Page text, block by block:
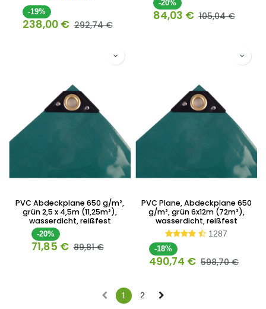
-19%
238,00€ 292,74€
-20%
84,03 € 105,04€
PVC Abdeckplane 650 g/m²,
grün 2,5 x 4,5m (11,25m²),
wasserdicht, reißfest
-20%
71,85 € 89,81€
PVC Plane, Abdeckplane 650
g/m², grün 6x12m (72m²),
wasserdicht, reißfest
1287
-18%
490,74 € 598,70€
1 2